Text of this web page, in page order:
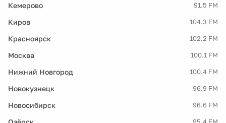
Кемерово 91.5 FM
Киров 104.3 FM
Красноярск 102.2 FM
Москва 100.1 FM
Нижний Новгород 100.4 FM
Новокузнецк 96.9 FM
Новосибирск 96.6 FM